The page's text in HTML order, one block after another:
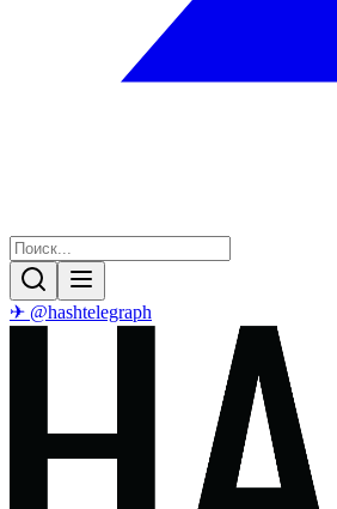
✈ @hashtelegraph